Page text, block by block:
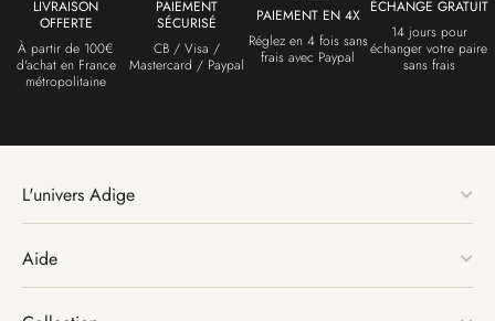
LIVRAISON
OFFERTE
À partir de 100€
d'achat en France
métropolitaine
PAIEMENT
SÉCURISÉ
CB / Visa /
Mastercard / Paypal
PAIEMENT EN 4X
Réglez en 4 fois sans
frais avec Paypal
ÉCHANGE GRATUIT
14 jours pour
échanger votre paire
sans frais
L'univers Adige
Aide